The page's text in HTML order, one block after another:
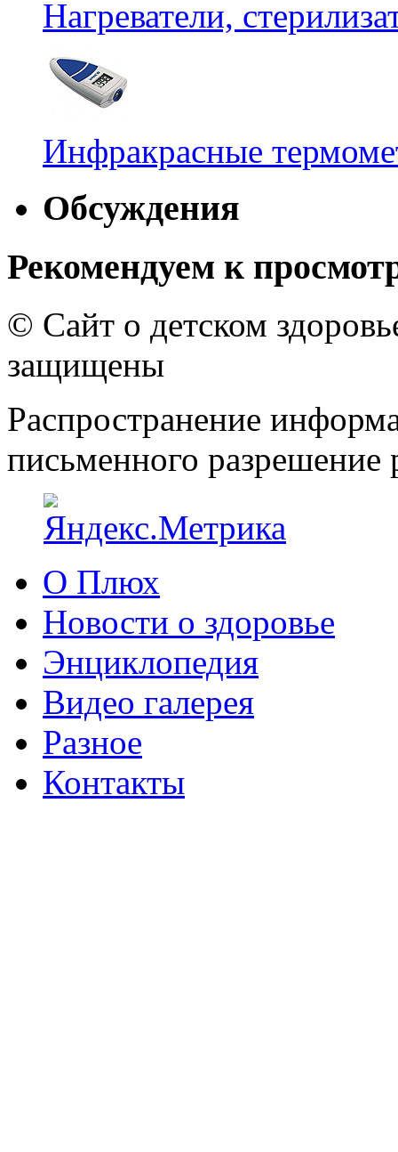
Нагреватели,
Инфракрасные
Обсуждения
Рекомендуем к
© Сайт о детском
защищены
Распространение
письменного разрешение
О Плюх
Новости о здоровье
Энциклопедия
Видео галерея
Разное
Контакты